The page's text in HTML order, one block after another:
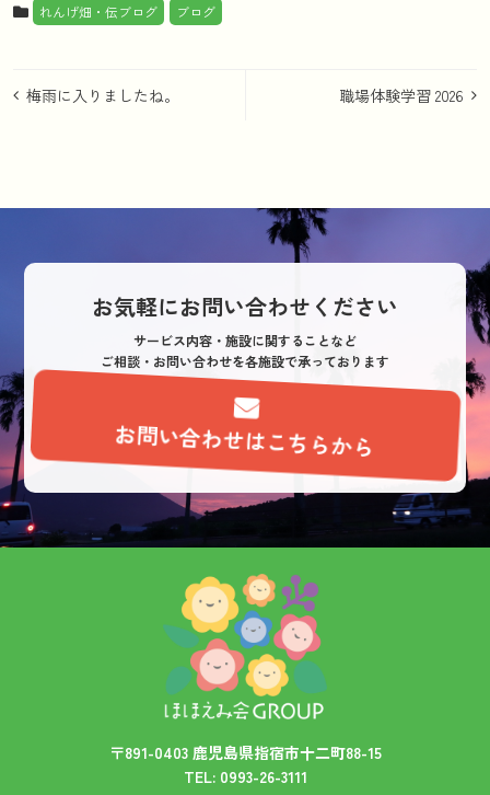
れんげ畑・伝ブログ ブログ
投
ー
ン
職場体験学習 2026
梅雨に入りましたね。
お気軽にお問い合わせください
サービス内容・施設に関することなど
ご相談・お問い合わせを各施設で承っております
お問い合わせはこちらから
〒891-0403 鹿児島県指宿市十二町88-15
TEL: 0993-26-3111